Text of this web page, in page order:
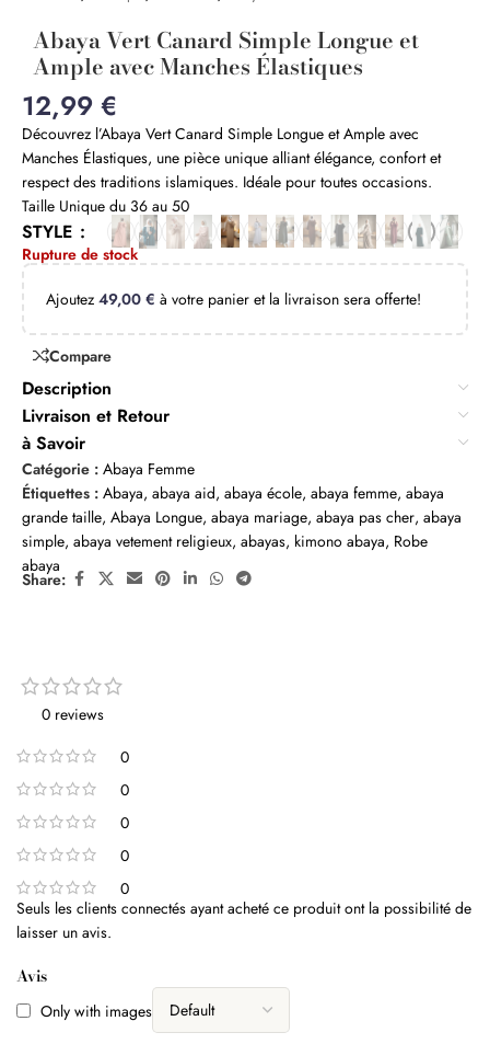
Abaya Vert Canard Simple Longue et
Ample avec Manches Élastiques
12,99 €
Découvrez l’Abaya Vert Canard Simple Longue et Ample avec
Manches Élastiques, une pièce unique alliant élégance, confort et
respect des traditions islamiques. Idéale pour toutes occasions.
Taille Unique du 36 au 50
STYLE
Rupture de stock
Ajoutez 49,00 € à votre panier et la livraison sera offerte!
Compare
Description
Livraison et Retour
à Savoir
Catégorie : Abaya Femme
Étiquettes : Abaya, abaya aid, abaya école, abaya femme, abaya
grande taille, Abaya Longue, abaya mariage, abaya pas cher, abaya
simple, abaya vetement religieux, abayas, kimono abaya, Robe
abaya
Share:
0 reviews
0
0
0
0
0
Avis
Only with images
Seuls les clients connectés ayant acheté ce produit ont la possibilité de
laisser un avis.